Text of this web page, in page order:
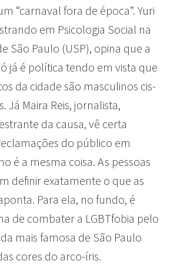
“carnaval fora de época”. Yuri
em Psicologia Social na
São Paulo (USP), opina que a
já é política tendo em vista que
da cidade são masculinos cis-
Já Maira Reis, jornalista,
da causa, vê certa
do público em
é a mesma coisa. As pessoas
definir exatamente o que as
Para ela, no fundo, é
de combater a LGBTfobia pelo
mais famosa de São Paulo
cores do arco-íris.